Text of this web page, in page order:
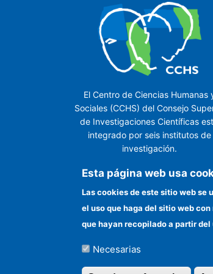
El Centro de Ciencias Humanas
Sociales (CCHS) del Consejo
de Investigaciones Científicas
integrado por seis institutos de
investigación.
©Copyright 2026 Todos los
Esta página web usa
Las cookies de este sitio web
el uso que haga del sitio web
que hayan recopilado a partir
Necesarias